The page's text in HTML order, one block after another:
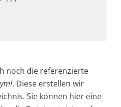
noch die referenzierte
. Diese erstellen wir
Sie können hier eine